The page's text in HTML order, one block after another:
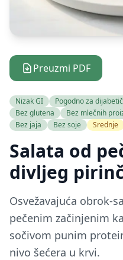
Preuzmi PDF
Nizak GI Pogodno za
Bez glutena
Bez mlečnih
Bez jaja
Bez soje Srednje
Salata od
divljeg
Osvežavajuća obrok-
pečenim začinjenim
sočivom punim
nivo šećera u krvi.